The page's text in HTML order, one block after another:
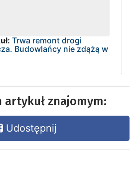
Trwa remont drogi
Budowlańcy nie zdążą w
znajomym:
Udostępnij